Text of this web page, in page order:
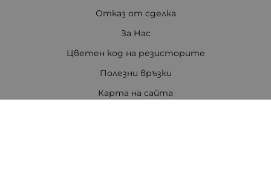
Отказ от сделка
За Нас
Цветен код на резисторите
Полезни връзки
Карта на сайта